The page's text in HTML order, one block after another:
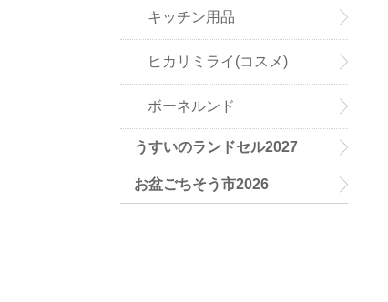
キッチン用品
ヒカリミライ(コスメ)
ボーネルンド
うすいのランドセル2027
お盆ごちそう市2026